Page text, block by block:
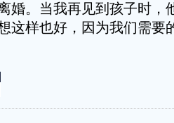
婚。当我再见到孩子时，
这样也好，因为我们需要